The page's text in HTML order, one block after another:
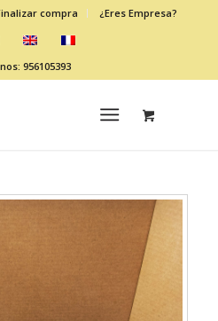
compra ¿Eres Empresa?
956105393